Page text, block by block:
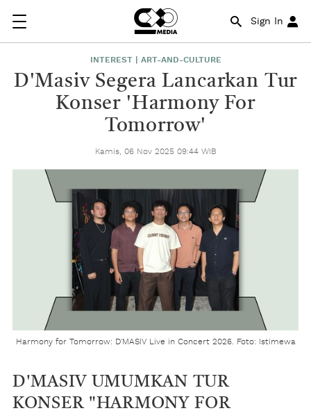
Sign In
INTEREST | ART-AND-CULTURE
D'Masiv Segera Lancarkan Tur
Konser 'Harmony For
Tomorrow'
Kamis, 06 Nov 2025 09:44 WIB
Harmony for Tomorrow: D'MASIV Live in Concert 2026. Foto: Istimewa
D'MASIV UMUMKAN TUR
KONSER "HARMONY FOR